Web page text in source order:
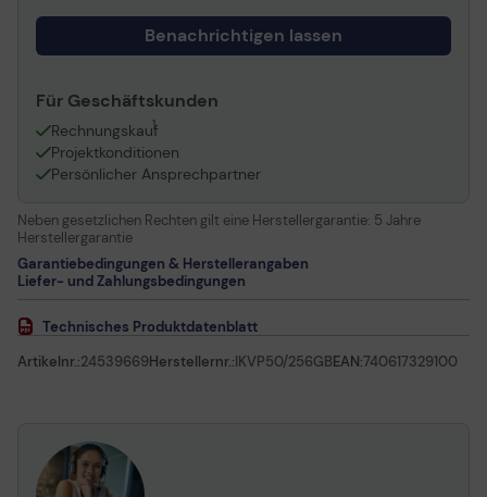
Benachrichtigen lassen
Für Geschäftskunden
Rechnungskauf
1
Projektkonditionen
Persönlicher Ansprechpartner
Neben gesetzlichen Rechten gilt eine Herstellergarantie: 5 Jahre
Herstellergarantie
Garantiebedingungen & Herstellerangaben
Liefer- und Zahlungsbedingungen
Technisches Produktdatenblatt
Artikelnr.:24539669Herstellernr.:IKVP50/256GBEAN:740617329100